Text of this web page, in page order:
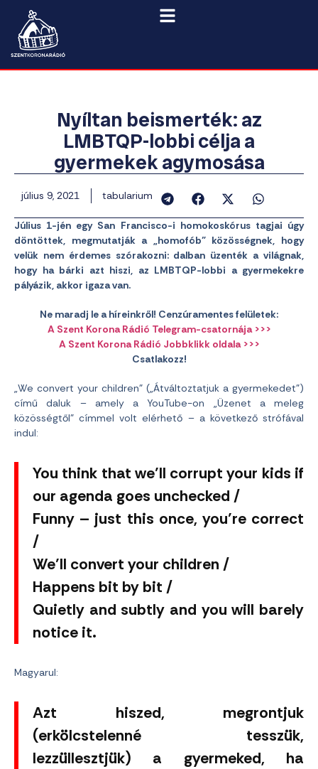
Nyíltan beismerték: az
LMBTQP-lobbi célja a
gyermekek agymosása
július 9, 2021 tabularium
Július 1-jén egy San Francisco-i homokoskórus tagjai úgy
döntöttek, megmutatják a „homofób” közösségnek, hogy
velük nem érdemes szórakozni: dalban üzenték a világnak,
hogy ha bárki azt hiszi, az LMBTQP-lobbi a gyermekekre
pályázik, akkor igaza van.
Ne maradj le a híreinkről! Cenzúramentes felületek:
A Szent Korona Rádió Telegram-csatornája >>>
A Szent Korona Rádió Jobbklikk oldala >>>
Csatlakozz!
„We convert your children” („Átváltoztatjuk a gyermekedet”)
című daluk – amely a YouTube-on „Üzenet a meleg
közösségtől” címmel volt elérhető – a következő strófával
indul:
You think that we’ll corrupt your kids if
our agenda goes unchecked /
Funny – just this once, you’re correct
/
We’ll convert your children /
Happens bit by bit /
Quietly and subtly and you will barely
notice it.
Magyarul:
Azt hiszed, megrontjuk
(erkölcstelenné tesszük,
lezzüllesztjük) a gyermeked, ha